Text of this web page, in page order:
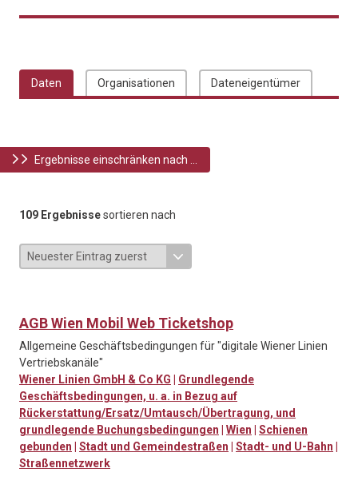
Daten Organisationen Dateneigentümer
Ergebnisse einschränken nach ...
109 Ergebnissesortieren nach
AGB Wien Mobil Web Ticketshop
Allgemeine Geschäftsbedingungen für "digitale Wiener Linien
Vertriebskanäle"
Wiener Linien GmbH & Co KG
Grundlegende
Geschäftsbedingungen, u. a. in Bezug auf
Rückerstattung/Ersatz/Umtausch/Übertragung, und
grundlegende Buchungsbedingungen
Wien
Schienen
gebunden
Stadt und Gemeindestraßen Stadt- und U-Bahn
Straßennetzwerk